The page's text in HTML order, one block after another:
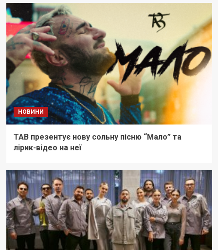
НОВИНИ
ТАВ презентує нову сольну пісню “Мало” та
лірик-відео на неї